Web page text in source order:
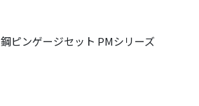
鋼ピンゲージセット PMシリーズ